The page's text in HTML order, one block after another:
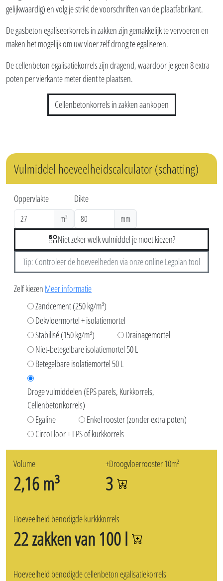
gelijkwaardig) en volg je strikt de voorschriften van de plaatfabrikant.
De gasbeton egaliseerkorrels in zakken zijn gemakkelijk te vervoeren en
maken het mogelijk om uw vloer zelf droog te egaliseren.
De cellenbeton egalisatiekorrels zijn dragend, waardoor je geen 8 extra
poten per vierkante meter dient te plaatsen.
Cellenbetonkorrels in zakken aankopen
Vulmiddel hoeveelheidscalculator (schatting)
Oppervlakte
m²
Dikte
mm
Niet zeker welk vulmiddel je moet kiezen?
Tip: Controleer de hoeveelheden via onze online Legplan tool
Zelf kiezen Meer informatie
Zandcement (250 kg/m³)
Dekvloermortel + isolatiemortel
Stabilisé (150 kg/m³)
Drainagemortel
Niet-betegelbare isolatiemortel 50 L
Betegelbare isolatiemortel 50 L
Droge vulmiddelen (EPS parels, Kurkkorrels,
Cellenbetonkorrels)
Egaline
Enkel rooster (zonder extra poten)
CircoFloor + EPS of kurkkorrels
Volume
2,16 m³
+Droogvloerrooster 10m²
3
Hoeveelheid benodigde kurkkkorrels
22 zakken van 100 l
Hoeveelheid benodigde cellenbeton egalisatiekorrels